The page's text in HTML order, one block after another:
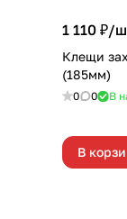
1 110 ₽/
Клещи
(185мм)
0 0 В
В